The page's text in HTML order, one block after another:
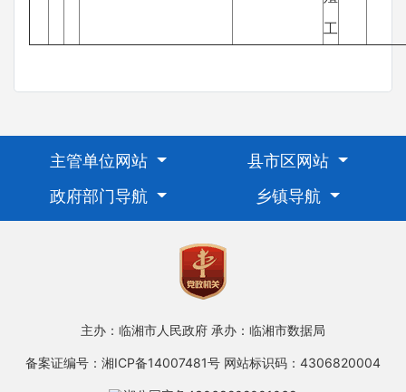
工
主管单位网站
县市区网站
政府部门导航
乡镇导航
主办：临湘市人民政府 承办：临湘市数据局
备案证编号：湘ICP备14007481号 网站标识码：4306820004